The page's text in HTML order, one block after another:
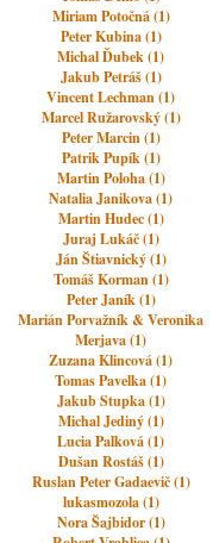
Miriam Potočná (1)
Peter Kubina (1)
Michal Ďubek (1)
Jakub Petráš (1)
Vincent Lechman (1)
Marcel Ružarovský (1)
Peter Marcin (1)
Patrik Pupík (1)
Martin Poloha (1)
Natalia Janikova (1)
Martin Hudec (1)
Juraj Lukáč (1)
Ján Štiavnický (1)
Tomáš Korman (1)
Peter Janík (1)
Marián Porvažník & Veronika
Merjava (1)
Zuzana Klincová (1)
Tomas Pavelka (1)
Jakub Stupka (1)
Michal Jediný (1)
Lucia Palková (1)
Dušan Rostáš (1)
Ruslan Peter Gadaevič (1)
lukasmozola (1)
Nora Šajbidor (1)